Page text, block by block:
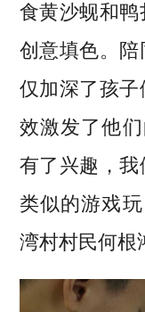
食黄沙蚬和
创意填色。
仅加深了孩
效激发了他
有了兴趣，
类似的游戏
湾村村民何根